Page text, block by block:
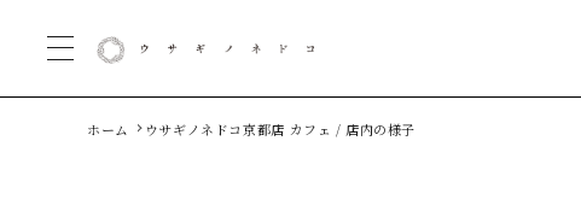
ホーム ウサギノネドコ京都店 カフェ / 店内の様子